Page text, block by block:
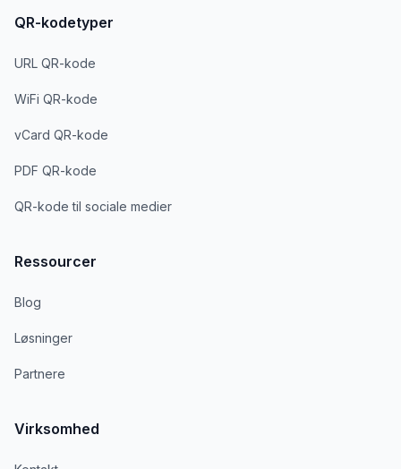
QR-kodetyper
URL QR-kode
WiFi QR-kode
vCard QR-kode
PDF QR-kode
QR-kode til sociale medier
Ressourcer
Blog
Løsninger
Partnere
Virksomhed